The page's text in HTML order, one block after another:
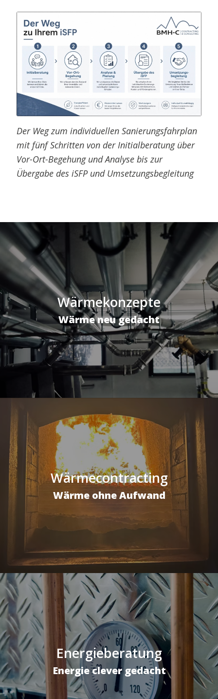
Der Weg zum individuellen Sanierungsfahrplan
mit fünf Schritten von der Initialberatung über
Vor-Ort-Begehung und Analyse bis zur
Übergabe des iSFP und Umsetzungsbegleitung
Wärmekonzepte
Wärme neu gedacht
Wärmecontracting
Wärme ohne Aufwand
Energieberatung
Energie clever gedacht